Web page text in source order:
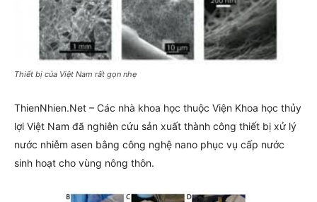
Thiết bị của Việt Nam rất gọn nhẹ
ThienNhien.Net – Các nhà khoa học thuộc Viện Khoa học thủy
lợi Việt Nam đã nghiên cứu sản xuất thành công thiết bị xử lý
nước nhiễm asen bằng công nghệ nano phục vụ cấp nước
sinh hoạt cho vùng nông thôn.